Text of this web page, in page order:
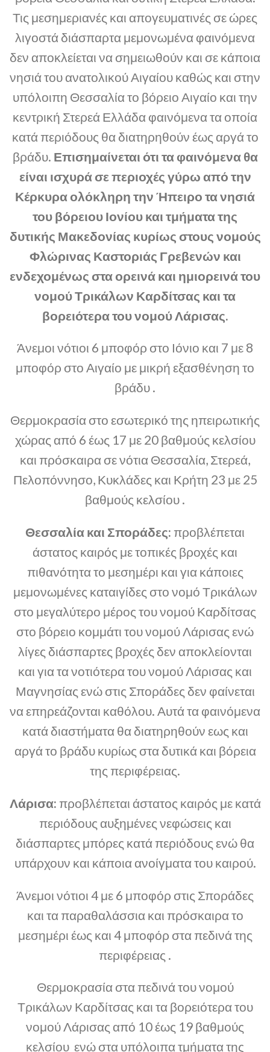
Τις μεσημεριανές και απογευματινές σε ώρες
λιγοστά διάσπαρτα μεμονωμένα φαινόμενα
δεν αποκλείεται να σημειωθούν και σε κάποια
νησιά του ανατολικού Αιγαίου καθώς και στην
υπόλοιπη Θεσσαλία το βόρειο Αιγαίο και την
κεντρική Στερεά Ελλάδα φαινόμενα τα οποία
κατά περιόδους θα διατηρηθούν έως αργά το
βράδυ. Επισημαίνεται ότι τα φαινόμενα θα
είναι ισχυρά σε περιοχές γύρω από την
Κέρκυρα ολόκληρη την Ήπειρο τα νησιά
του βόρειου Ιονίου και τμήματα της
δυτικής Μακεδονίας κυρίως στους νομούς
Φλώρινας Καστοριάς Γρεβενών και
ενδεχομένως στα ορεινά και ημιορεινά του
νομού Τρικάλων Καρδίτσας και τα
βορειότερα του νομού Λάρισας.
Άνεμοι νότιοι 6 μποφόρ στο Ιόνιο και 7 με 8
μποφόρ στο Αιγαίο με μικρή εξασθένηση το
βράδυ .
Θερμοκρασία στο εσωτερικό της ηπειρωτικής
χώρας από 6 έως 17 με 20 βαθμούς κελσίου
και πρόσκαιρα σε νότια Θεσσαλία, Στερεά,
Πελοπόννησο, Κυκλάδες και Κρήτη 23 με 25
βαθμούς κελσίου .
Θεσσαλία και Σποράδες: προβλέπεται
άστατος καιρός με τοπικές βροχές και
πιθανότητα το μεσημέρι και για κάποιες
μεμονωμένες καταιγίδες στο νομό Τρικάλων
στο μεγαλύτερο μέρος του νομού Καρδίτσας
στο βόρειο κομμάτι του νομού Λάρισας ενώ
λίγες διάσπαρτες βροχές δεν αποκλείονται
και για τα νοτιότερα του νομού Λάρισας και
Μαγνησίας ενώ στις Σποράδες δεν φαίνεται
να επηρεάζονται καθόλου. Αυτά τα φαινόμενα
κατά διαστήματα θα διατηρηθούν εως και
αργά το βράδυ κυρίως στα δυτικά και βόρεια
της περιφέρειας.
Λάρισα: προβλέπεται άστατος καιρός με κατά
περιόδους αυξημένες νεφώσεις και
διάσπαρτες μπόρες κατά περιόδους ενώ θα
υπάρχουν και κάποια ανοίγματα του καιρού.
Άνεμοι νότιοι 4 με 6 μποφόρ στις Σποράδες
και τα παραθαλάσσια και πρόσκαιρα το
μεσημέρι έως και 4 μποφόρ στα πεδινά της
περιφέρειας .
Θερμοκρασία στα πεδινά του νομού
Τρικάλων Καρδίτσας και τα βορειότερα του
νομού Λάρισας από 10 έως 19 βαθμούς
κελσίου ενώ στα υπόλοιπα τμήματα της